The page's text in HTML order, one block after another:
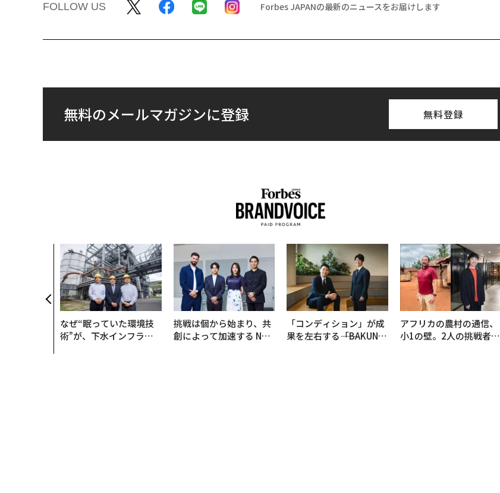
FOLLOW US Forbes JAPANの最新のニュースをお届けします
無料のメールマガジンに登録 無料登録
なぜ“眠っていた環境技
術”が、下水インフラを
挑戦は個から始まり、共
創によって加速する NOR
「コンディション」が成
果を左右する――「BAKUN
アフリカの農村の通信、
小1の壁。2人の挑戦者が